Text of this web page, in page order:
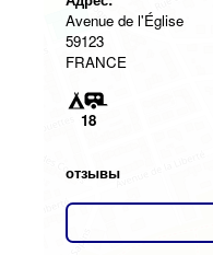
Avenue de l'Église
59123
FRANCE
18
отзывы